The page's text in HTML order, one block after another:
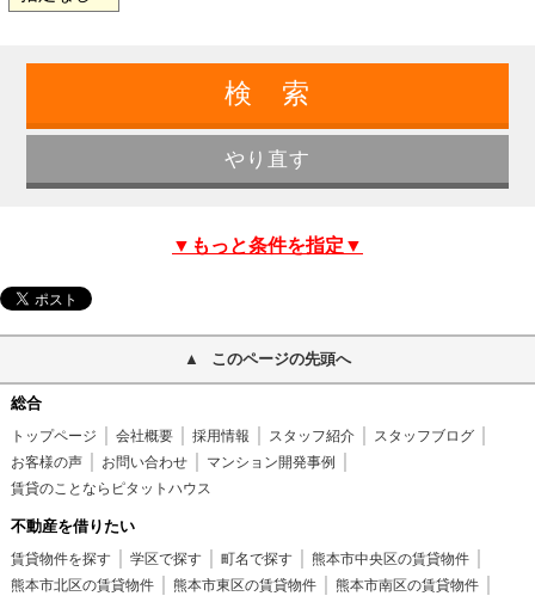
▼もっと条件を指定▼
このページの先頭へ
総合
トップページ 会社概要 採用情報 スタッフ紹介
スタッフブログ
お客様の声
お問い合わせ
マンション開発事例
賃貸のことならピタットハウス
不動産を借りたい
賃貸物件を探す 学区で探す 町名で探す
熊本市中央区の賃貸物件
熊本市北区の賃貸物件
熊本市東区の賃貸物件
熊本市南区の賃貸物件